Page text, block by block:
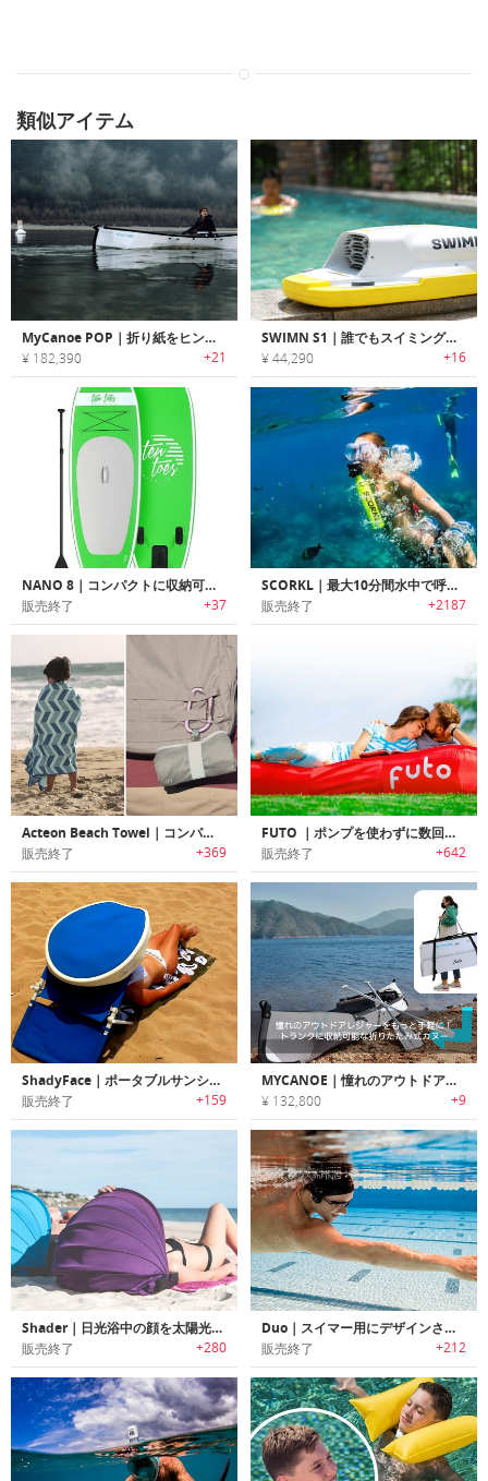
類似アイテム
MyCanoe POP｜折り紙をヒントにデザインされた5分でセットアップ可能な折りたたみ式カヌー「マイカヌーポップ」
¥ 182,390 +21
SWIMN S1｜誰でもスイミングを楽しめる電動スイミングキックボード「スイムS1」
¥ 44,290 +16
NANO 8｜コンパクトに収納可能でバランスに優れた空気注入式のポータブルSUPボード
販売終了 +37
SCORKL｜最大10分間水中で呼吸できる再充填可能な軽量・ポータブルシリンダー「スコークル」
販売終了 +2187
Acteon Beach Towel｜コンパクト抗菌マイクロファイバービーチタオル「アクテオン」
販売終了 +369
FUTO ｜ポンプを使わずに数回のスイングで空気注入可能なポータブルエアーマットレス「フュートー」
販売終了 +642
ShadyFace｜ポータブルサンシェード「シェイディーフェイス」
販売終了 +159
MYCANOE｜憧れのアウトドアレジャーをもっと手軽に！トランクに収納可能な折りたたみ式カヌー「マイカヌー」
¥ 132,800 +9
Shader｜日光浴中の顔を太陽光から保護するポータブルサンシェード「シェーダー」
販売終了 +280
Duo｜スイマー用にデザインされた骨伝導アンダーウォーターMP3プレイヤー「デュオ」
販売終了 +212